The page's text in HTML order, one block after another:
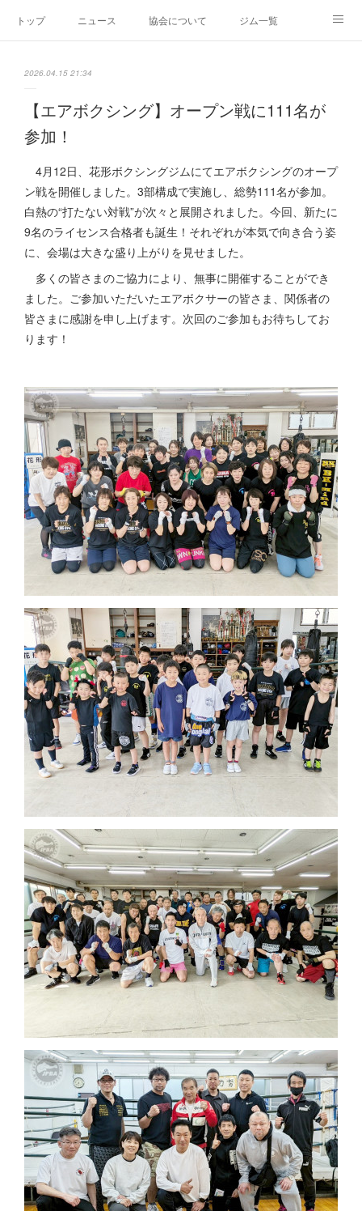
トップ ニュース 協会について ジム一覧
2026.04.15 21:34
【エアボクシング】オープン戦に111名が
参加！
4月12日、花形ボクシングジムにてエアボクシングのオープ
ン戦を開催しました。3部構成で実施し、総勢111名が参加。
白熱の“打たない対戦”が次々と展開されました。今回、新たに
9名のライセンス合格者も誕生！それぞれが本気で向き合う姿
に、会場は大きな盛り上がりを見せました。
多くの皆さまのご協力により、無事に開催することができ
ました。ご参加いただいたエアボクサーの皆さま、関係者の
皆さまに感謝を申し上げます。次回のご参加もお待ちしてお
ります！